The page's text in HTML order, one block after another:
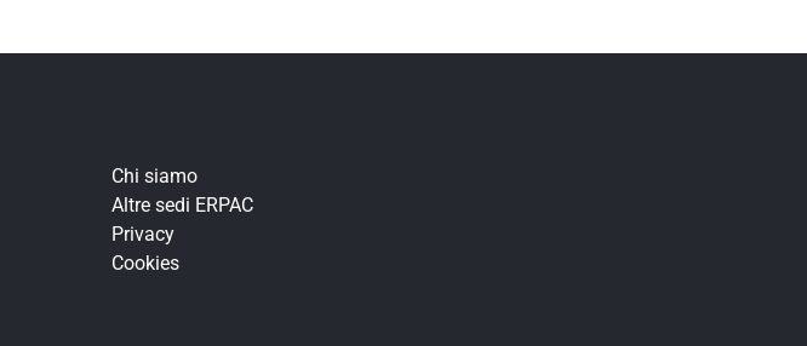
Chi siamo
Altre sedi ERPAC
Privacy
Cookies